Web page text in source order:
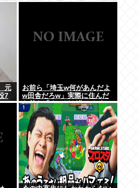
所と自販機」警察・消防「」
元
7
お前ら「埼玉w何があんだよ
w田舎だろw」実際に住んだ
お前ら「クソほど住みやすい
困ることねえじゃん」